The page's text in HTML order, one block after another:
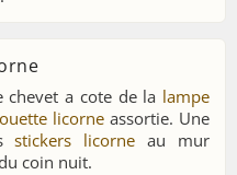
chevet a cote de la lampe
licorne assortie. Une
stickers licorne au mur
coin nuit.